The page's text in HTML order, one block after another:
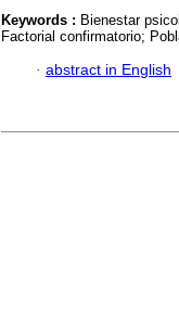
Keywords : Bienestar
Factorial confirmatorio;
· abstract in English